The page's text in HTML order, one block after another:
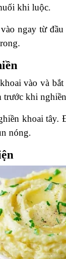
khi luộc.
ngay từ
vào và
trước khi
khoai
nóng.